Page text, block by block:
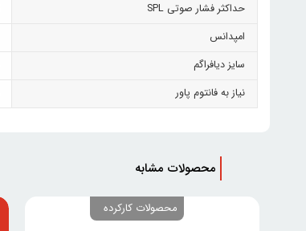
حداکثر فشار صوتی SPL
امپدانس
سایز دیافراگم
نیاز به فانتوم پاور
محصولات مشابه
محصولات کارکرده